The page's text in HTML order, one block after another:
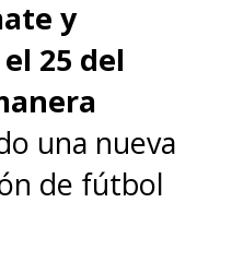
y
25 del
una nueva
de fútbol